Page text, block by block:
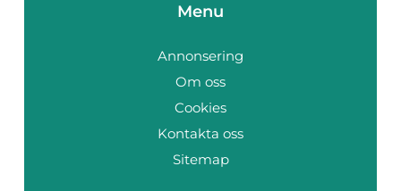
Menu
Annonsering
Om oss
Cookies
Kontakta oss
Sitemap